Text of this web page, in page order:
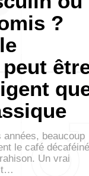
?
beaucoup
le café décaféiné
Un vrai